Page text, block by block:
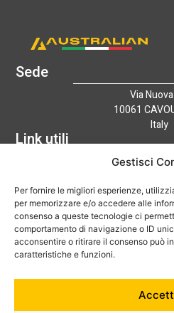
Gestisci
Per fornire le migliori esperienze,
per memorizzare e/o accedere alle
consenso a queste tecnologie ci
comportamento di navigazione o ID
acconsentire o ritirare il consenso può
caratteristiche e funzioni.
Sede
Via
10061
Italy
Link utili
Home
News
Hai bisogno di aiuto?
+39